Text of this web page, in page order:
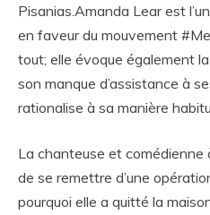
Pisanias.Amanda Lear est
en faveur du mouvement
tout; elle évoque également
son manque d’assistance à
rationalise à sa manière
La chanteuse et comédienne
de se remettre d’une
pourquoi elle a quitté la